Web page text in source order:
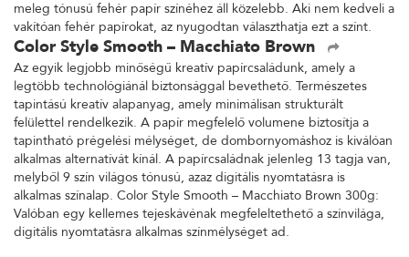
meleg tónusú fehér papír színéhez áll közelebb. Aki nem kedveli a
vakítóan fehér papírokat, az nyugodtan választhatja ezt a színt.
Color Style Smooth – Macchiato Brown
Az egyik legjobb minőségű kreatív papírcsaládunk, amely a
legtöbb technológiánál biztonsággal bevethető. Természetes
tapintású kreatív alapanyag, amely minimálisan strukturált
felülettel rendelkezik. A papír megfelelő volumene biztosítja a
tapintható prégelési mélységet, de dombornyomáshoz is kiválóan
alkalmas alternatívát kínál. A papírcsaládnak jelenleg 13 tagja van,
melyből 9 szín világos tónusú, azaz digitális nyomtatásra is
alkalmas színalap. Color Style Smooth – Macchiato Brown 300g:
Valóban egy kellemes tejeskávénak megfeleltethető a színvilága,
digitális nyomtatásra alkalmas színmélységet ad.